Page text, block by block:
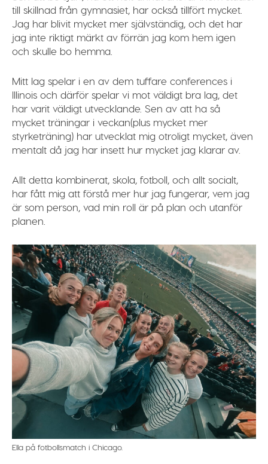
till skillnad från gymnasiet, har också tillfört mycket.
Jag har blivit mycket mer självständig, och det har
jag inte riktigt märkt av förrän jag kom hem igen
och skulle bo hemma.
Mitt lag spelar i en av dem tuffare conferences i
Illinois och därför spelar vi mot väldigt bra lag, det
har varit väldigt utvecklande. Sen av att ha så
mycket träningar i veckan(plus mycket mer
styrketräning) har utvecklat mig otroligt mycket, även
mentalt då jag har insett hur mycket jag klarar av.
Allt detta kombinerat, skola, fotboll, och allt socialt,
har fått mig att förstå mer hur jag fungerar, vem jag
är som person, vad min roll är på plan och utanför
planen.
Ella på fotbollsmatch i Chicago.